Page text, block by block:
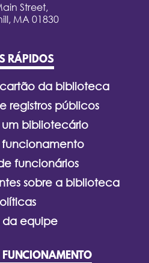
Street,
MA 01830
RÁPIDOS
da biblioteca
registros públicos
um bibliotecário
funcionamento
funcionários
sobre a biblioteca
da equipe
FUNCIONAMENTO